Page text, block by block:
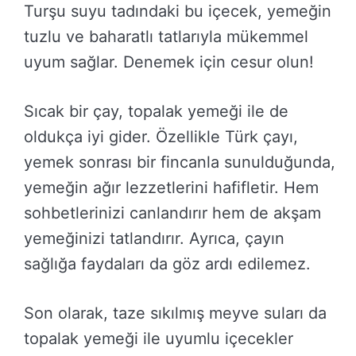
Turşu suyu tadındaki bu içecek, yemeğin
tuzlu ve baharatlı tatlarıyla mükemmel
uyum sağlar. Denemek için cesur olun!
Sıcak bir çay, topalak yemeği ile de
oldukça iyi gider. Özellikle Türk çayı,
yemek sonrası bir fincanla sunulduğunda,
yemeğin ağır lezzetlerini hafifletir. Hem
sohbetlerinizi canlandırır hem de akşam
yemeğinizi tatlandırır. Ayrıca, çayın
sağlığa faydaları da göz ardı edilemez.
Son olarak, taze sıkılmış meyve suları da
topalak yemeği ile uyumlu içecekler